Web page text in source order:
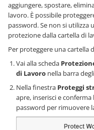
aggiungere, spostare,
lavoro. È possibile
password. Se non si
protezione dalla cartella di
Per proteggere una cartella
Vai alla scheda
di Lavoro nella barra
Nella finestra Proteggi
apre, inserisci e
password per rimuovere